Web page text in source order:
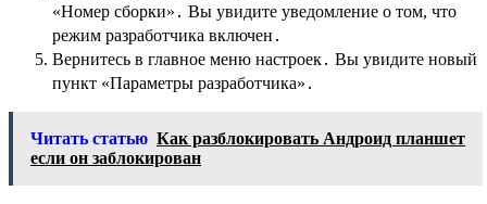
«Номер сборки»․ Вы увидите уведомление о том, что
режим разработчика включен․
Вернитесь в главное меню настроек․ Вы увидите новый
пункт «Параметры разработчика»․
Читать статью Как разблокировать Андроид планшет
если он заблокирован